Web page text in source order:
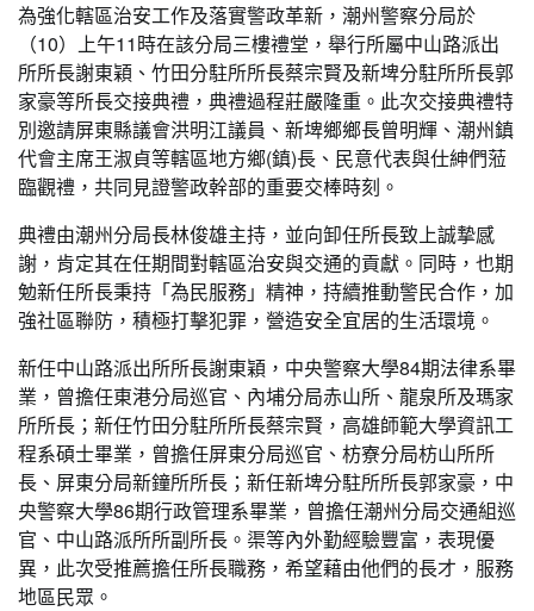
為強化轄區治安工作及落實警政革新，潮州警察分局於
（10）上午11時在該分局三樓禮堂，舉行所屬中山路派出
所所長謝東穎、竹田分駐所所長蔡宗賢及新埤分駐所所長郭
家豪等所長交接典禮，典禮過程莊嚴隆重。此次交接典禮特
別邀請屏東縣議會洪明江議員、新埤鄉鄉長曾明輝、潮州鎮
代會主席王淑貞等轄區地方鄉(鎮)長、民意代表與仕紳們蒞
臨觀禮，共同見證警政幹部的重要交棒時刻。
典禮由潮州分局長林俊雄主持，並向卸任所長致上誠摯感
謝，肯定其在任期間對轄區治安與交通的貢獻。同時，也期
勉新任所長秉持「為民服務」精神，持續推動警民合作，加
強社區聯防，積極打擊犯罪，營造安全宜居的生活環境。
新任中山路派出所所長謝東穎，中央警察大學84期法律系畢
業，曾擔任東港分局巡官、內埔分局赤山所、龍泉所及瑪家
所所長；新任竹田分駐所所長蔡宗賢，高雄師範大學資訊工
程系碩士畢業，曾擔任屏東分局巡官、枋寮分局枋山所所
長、屏東分局新鐘所所長；新任新埤分駐所所長郭家豪，中
央警察大學86期行政管理系畢業，曾擔任潮州分局交通組巡
官、中山路派所所副所長。渠等內外勤經驗豐富，表現優
異，此次受推薦擔任所長職務，希望藉由他們的長才，服務
地區民眾。